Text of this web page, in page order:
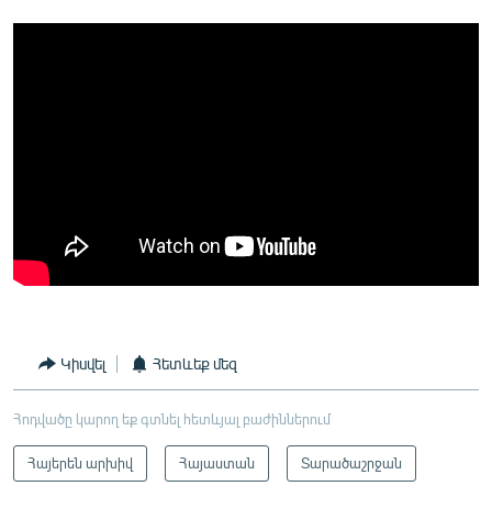
Կիսվել Հետևեք մեզ
Հոդվածը կարող եք գտնել հետևյալ բաժիններում
Հայերեն արխիվ Հայաստան Տարածաշրջան